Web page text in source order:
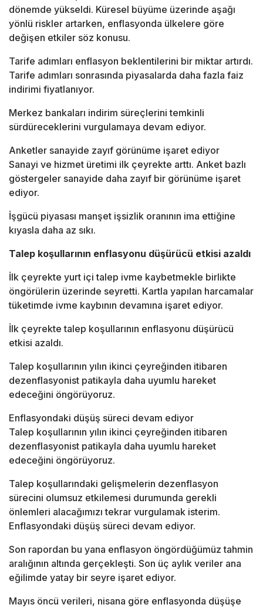
dönemde yükseldi. Küresel büyüme üzerinde aşağı
yönlü riskler artarken, enflasyonda ülkelere göre
değişen etkiler söz konusu.
Tarife adımları enflasyon beklentilerini bir miktar artırdı.
Tarife adımları sonrasında piyasalarda daha fazla faiz
indirimi fiyatlanıyor.
Merkez bankaları indirim süreçlerini temkinli
sürdüreceklerini vurgulamaya devam ediyor.
Anketler sanayide zayıf görünüme işaret ediyor
Sanayi ve hizmet üretimi ilk çeyrekte arttı. Anket bazlı
göstergeler sanayide daha zayıf bir görünüme işaret
ediyor.
İşgücü piyasası manşet işsizlik oranının ima ettiğine
kıyasla daha az sıkı.
Talep koşullarının enflasyonu düşürücü etkisi azaldı
İlk çeyrekte yurt içi talep ivme kaybetmekle birlikte
öngörülerin üzerinde seyretti. Kartla yapılan harcamalar
tüketimde ivme kaybının devamına işaret ediyor.
İlk çeyrekte talep koşullarının enflasyonu düşürücü
etkisi azaldı.
Talep koşullarının yılın ikinci çeyreğinden itibaren
dezenflasyonist patikayla daha uyumlu hareket
edeceğini öngörüyoruz.
Enflasyondaki düşüş süreci devam ediyor
Talep koşullarının yılın ikinci çeyreğinden itibaren
dezenflasyonist patikayla daha uyumlu hareket
edeceğini öngörüyoruz.
Talep koşullarındaki gelişmelerin dezenflasyon
sürecini olumsuz etkilemesi durumunda gerekli
önlemleri alacağımızı tekrar vurgulamak isterim.
Enflasyondaki düşüş süreci devam ediyor.
Son rapordan bu yana enflasyon öngördüğümüz tahmin
aralığının altında gerçekleşti. Son üç aylık veriler ana
eğilimde yatay bir seyre işaret ediyor.
Mayıs öncü verileri, nisana göre enflasyonda düşüşe